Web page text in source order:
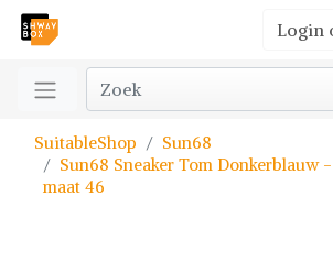
Login
SuitableShop
Sun68
Sun68 Sneaker Tom Donkerblauw
maat 46